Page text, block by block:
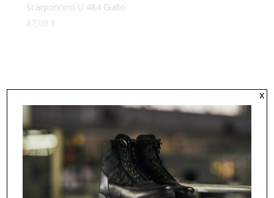
Scarponcino U 484 Giallo
87,00 €
x